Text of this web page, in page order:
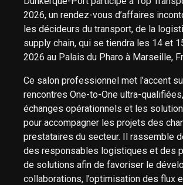
2026, un rendez-vous d’affaires
les décideurs du transport, de la
supply chain, qui se tiendra les 14 et
2026 au Palais du Pharo à Marseille,
Ce salon professionnel met l’accent
rencontres One-to-One ultra-
échanges opérationnels et les
pour accompagner les projets des
prestataires du secteur. Il rassemble
des responsables logistiques et des
de solutions afin de favoriser le
collaborations, l’optimisation des flux